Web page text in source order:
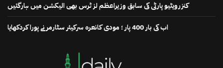
کنزرویٹیو پارٹی کی سابق وزیراعظم لز ٹرس بھی الیکشن میں ہارگئیں
اب کی بار 400 پار ؛ مودی کانعرہ سرکیئر سٹارمر نے پورا کردکھایا